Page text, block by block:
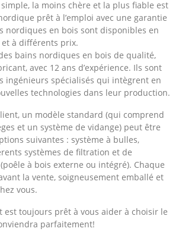
la moins chère et la plus fiable est
prêt à l’emploi avec une garantie
nordiques en bois sont disponibles en
à différents prix.
bains nordiques en bois de qualité,
avec 12 ans d’expérience. Ils sont
ingénieurs spécialisés qui intègrent en
technologies dans leur production.
un modèle standard (qui comprend
et un système de vidange) peut être
suivantes : système à bulles,
systèmes de filtration et de
à bois externe ou intégré). Chaque
la vente, soigneusement emballé et
vous.
est toujours prêt à vous aider à choisir le
parfaitement!